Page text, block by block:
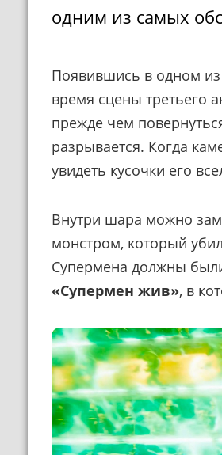
одним из самых
Появившись в одном из
время сцены третьего
прежде чем
разрывается. Когда
увидеть кусочки его
Внутри шара можно
монстром, который
Супермена должны
«Супермен жив», в